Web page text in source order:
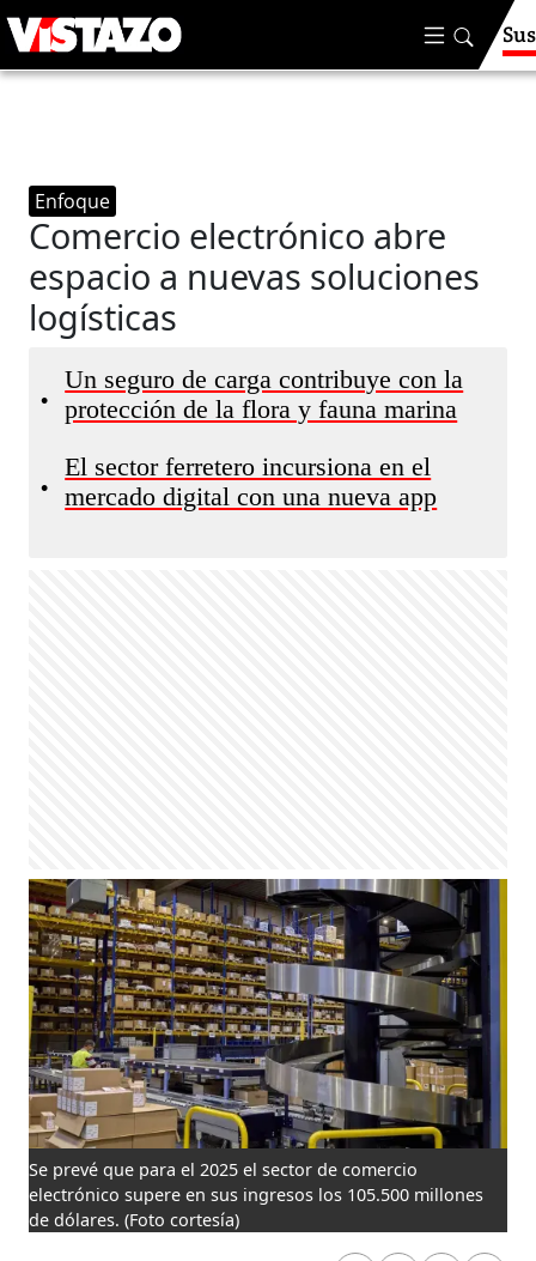
Enfoque
Comercio electrónico abre
espacio a nuevas soluciones
logísticas
•
Un seguro de carga contribuye con la
protección de la flora y fauna marina
•
El sector ferretero incursiona en el
mercado digital con una nueva app
Se prevé que para el 2025 el sector de comercio
electrónico supere en sus ingresos los 105.500 millones
de dólares. (Foto cortesía)